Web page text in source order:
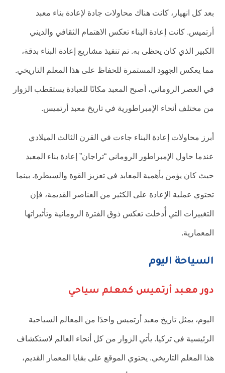
بعد كل انهيار، كانت هناك محاولات جادة لإعادة بناء معبد
أرتميس. كانت إعادة البناء تعكس الاهتمام الثقافي والديني
الكبير الذي كان يحظى به. تم تنفيذ مشاريع إعادة البناء بدقة،
مما يعكس الجهود المستمرة للحفاظ على هذا المعلم التاريخي.
في العصر الروماني، أصبح المعبد مكانًا للعبادة يستقطب الزوار
من مختلف أنحاء الإمبراطورية في تاريخ معبد أرتميس.
أبرز محاولات إعادة البناء جاءت في القرن الثالث الميلادي
عندما حاول الإمبراطور الروماني “تراجان” إعادة بناء المعبد
حيث كان يؤمن بأهمية المعابد في تعزيز القوة والسيطرة. بينما
تحتوي عملية الإعادة على الكثير من العناصر القديمة، فإن
التغييرات التي أُدخلت تعكس ذوق الفترة الرومانية وتأثيراتها
المعمارية.
السياحة اليوم
دور معبد أرتميس كمعلم سياحي
اليوم، يمثل تاريخ معبد أرتميس واحدًا من المعالم السياحية
الرئيسية في تركيا. يأتي الزوار من كل أنحاء العالم لاستكشاف
هذا المعلم التاريخي. يحتوي الموقع على بقايا المعمار القديم،